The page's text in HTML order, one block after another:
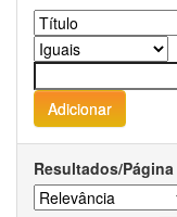
Resultados/Página